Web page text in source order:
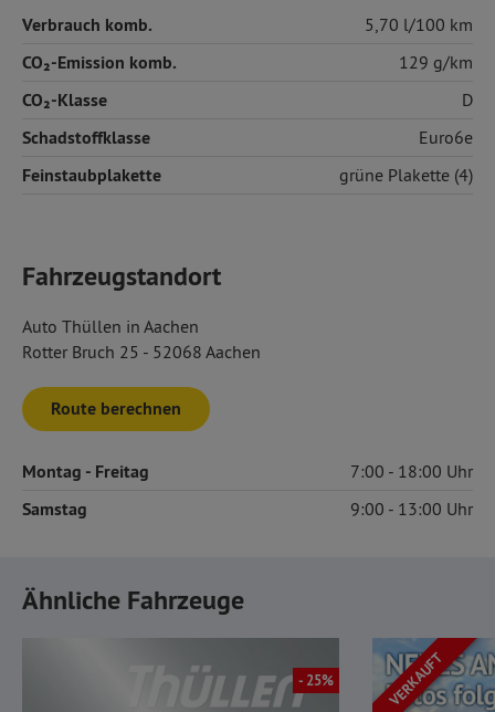
Verbrauch komb. 5,70 l/100 km
CO₂-Emission komb. 129 g/km
CO₂-Klasse D
Schadstoffklasse Euro6e
Feinstaubplakette grüne Plakette (4)
Fahrzeugstandort
Auto Thüllen in Aachen
Rotter Bruch 25 - 52068 Aachen
Route berechnen
Montag - Freitag 7:00 18:00
Samstag 9:00 13:00
Ähnliche Fahrzeuge
- 25% VERKAUFT